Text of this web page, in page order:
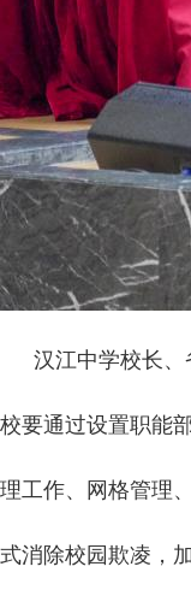
汉江中学校长
校要通过设置职能
理工作、网格管理
式消除校园欺凌，